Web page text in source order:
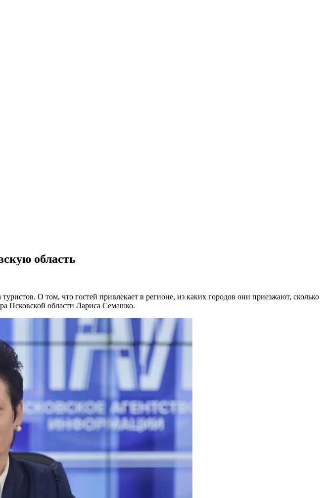
область
О том, что гостей привлекает в регионе, из каких городов они приезжают, сколько
Псковской области Лариса Семашко.